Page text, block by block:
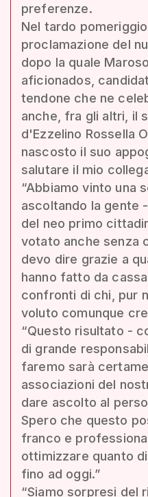
preferenze.
Nel tardo
proclamazione del
dopo la quale
aficionados,
tendone che ne
anche, fra gli altri, il
d'Ezzelino Rossella
nascosto il suo
salutare il mio
“Abbiamo vinto una
ascoltando la gente
del neo primo
votato anche senza
devo dire grazie a
hanno fatto da
confronti di chi, pur
voluto comunque
“Questo risultato -
di grande
faremo sarà
associazioni del
dare ascolto al
Spero che questo
franco e
ottimizzare quanto
fino ad oggi.”
“Siamo sorpresi del